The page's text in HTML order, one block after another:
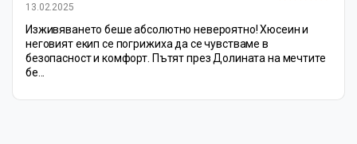
13.02.2025
Изживяването беше абсолютно невероятно! Хюсеин и
неговият екип се погрижиха да се чувстваме в
безопасност и комфорт. Пътят през Долината на мечтите
бе...